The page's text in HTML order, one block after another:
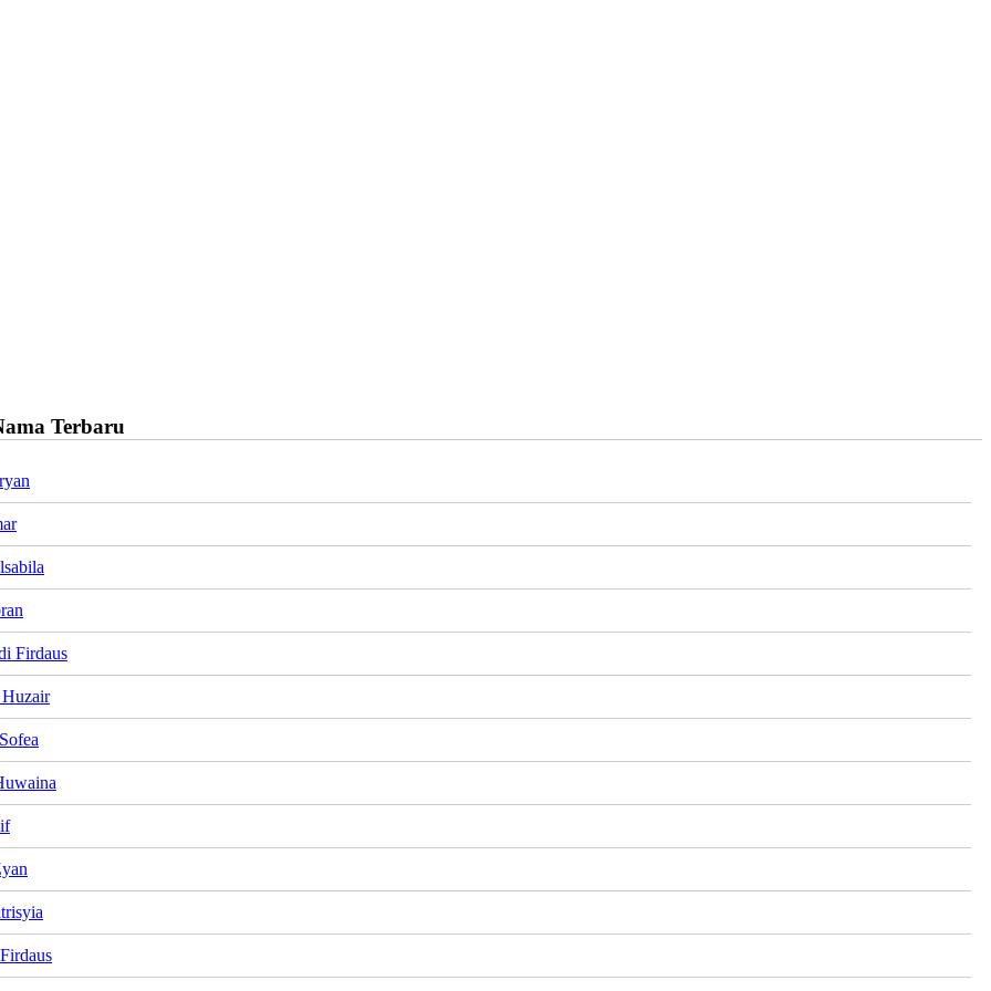
Terbaru
Firdaus